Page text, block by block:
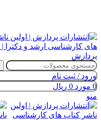
ورود / ثبت نام
0 مورد 0 ریال
منو